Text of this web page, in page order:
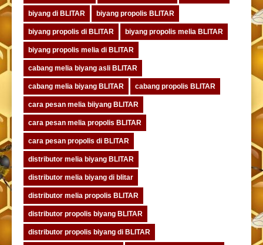
biyang di BLITAR biyang propolis BLITAR
biyang propolis di BLITAR biyang propolis melia BLITAR
biyang propolis melia di BLITAR
cabang melia biyang asli BLITAR
cabang melia biyang BLITAR cabang propolis BLITAR
cara pesan melia biiyang BLITAR
cara pesan melia propolis BLITAR
cara pesan propolis di BLITAR
distributor melia biyang BLITAR
distributor melia biyang di blitar
distributor melia propolis BLITAR
distributor propolis biyang BLITAR
distributor propolis biyang di BLITAR